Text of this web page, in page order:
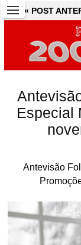
« POST
Especial
Antevisão
« POST